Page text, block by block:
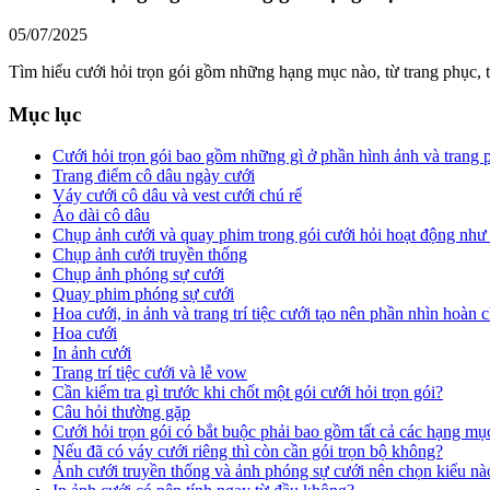
05/07/2025
Tìm hiểu cưới hỏi trọn gói gồm những hạng mục nào, từ trang
Mục lục
Cưới hỏi trọn gói bao gồm những gì ở phần hình ảnh và trang
Trang điểm cô dâu ngày cưới
Váy cưới cô dâu và vest cưới chú rể
Áo dài cô dâu
Chụp ảnh cưới và quay phim trong gói cưới hỏi hoạt động như
Chụp ảnh cưới truyền thống
Chụp ảnh phóng sự cưới
Quay phim phóng sự cưới
Hoa cưới, in ảnh và trang trí tiệc cưới tạo nên phần nhìn hoàn
Hoa cưới
In ảnh cưới
Trang trí tiệc cưới và lễ vow
Cần kiểm tra gì trước khi chốt một gói cưới hỏi trọn gói?
Câu hỏi thường gặp
Cưới hỏi trọn gói có bắt buộc phải bao gồm tất cả các hạng
Nếu đã có váy cưới riêng thì còn cần gói trọn bộ không?
Ảnh cưới truyền thống và ảnh phóng sự cưới nên chọn kiểu